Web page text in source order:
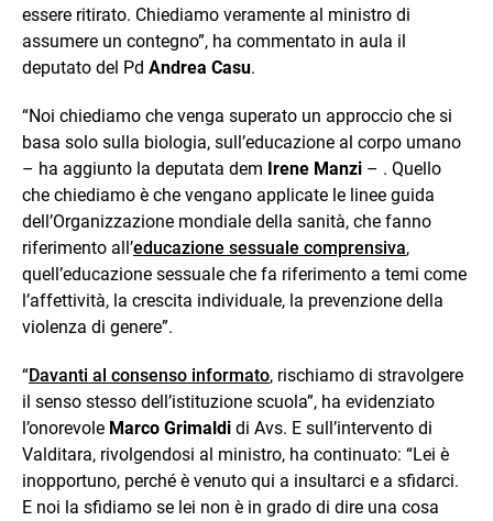
essere ritirato. Chiediamo veramente al ministro di
assumere un contegno”, ha commentato in aula il
deputato del Pd Andrea Casu.
“Noi chiediamo che venga superato un approccio che si
basa solo sulla biologia, sull’educazione al corpo umano
– ha aggiunto la deputata dem Irene Manzi – . Quello
che chiediamo è che vengano applicate le linee guida
dell’Organizzazione mondiale della sanità, che fanno
riferimento all’educazione sessuale comprensiva,
quell’educazione sessuale che fa riferimento a temi come
l’affettività, la crescita individuale, la prevenzione della
violenza di genere”.
“Davanti al consenso informato, rischiamo di stravolgere
il senso stesso dell’istituzione scuola”, ha evidenziato
l’onorevole Marco Grimaldi di Avs. E sull’intervento di
Valditara, rivolgendosi al ministro, ha continuato: “Lei è
inopportuno, perché è venuto qui a insultarci e a sfidarci.
E noi la sfidiamo se lei non è in grado di dire una cosa